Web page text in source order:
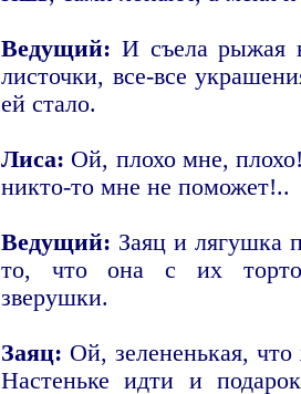
Ведущий: И съела рыжая
листочки, все-все
ей стало.
Лиса: Ой, плохо мне,
никто-то мне не поможет!..
Ведущий: Заяц и лягушка
то, что она с их
зверушки.
Заяц: Ой, зелененькая,
Настеньке идти и